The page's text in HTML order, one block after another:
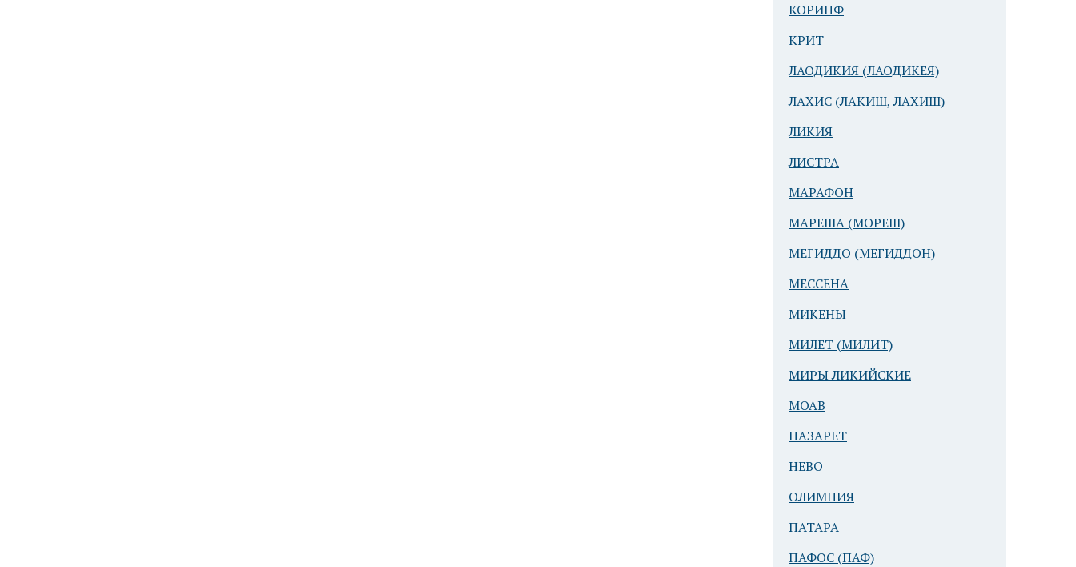
КОРИНФ
КРИТ
ЛАОДИКИЯ (ЛАОДИКЕЯ)
ЛАХИС (ЛАКИШ, ЛАХИШ)
ЛИКИЯ
ЛИСТРА
МАРАФОН
МАРЕША (МОРЕШ)
МЕГИДДО (МЕГИДДОН)
МЕССЕНА
МИКЕНЫ
МИЛЕТ (МИЛИТ)
МИРЫ ЛИКИЙСКИЕ
МОАВ
НАЗАРЕТ
НЕВО
ОЛИМПИЯ
ПАТАРА
ПАФОС (ПАФ)